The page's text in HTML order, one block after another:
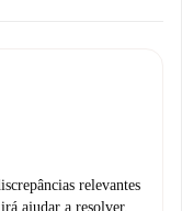
relevantes
ajudar a resolver.